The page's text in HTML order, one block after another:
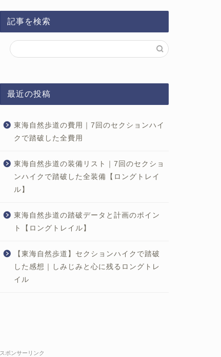
記事を検索
最近の投稿
東海自然歩道の費用｜7回のセクションハイ
クで踏破した全費用
東海自然歩道の装備リスト｜7回のセクショ
ンハイクで踏破した全装備【ロングトレイ
ル】
東海自然歩道の踏破データと計画のポイン
ト【ロングトレイル】
【東海自然歩道】セクションハイクで踏破
した感想｜しみじみと心に残るロングトレ
イル
スポンサーリンク